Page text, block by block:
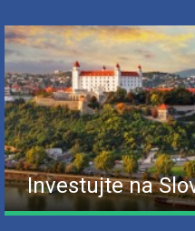
Investujte na